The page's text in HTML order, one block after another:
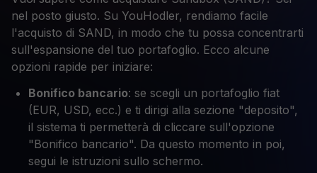
nel posto giusto. Su YouHodler, rendiamo facile
l'acquisto di SAND, in modo che tu possa concentrarti
sull'espansione del tuo portafoglio. Ecco alcune
opzioni rapide per iniziare:
Bonifico bancario: se scegli un portafoglio fiat
(EUR, USD, ecc.) e ti dirigi alla sezione "deposito",
il sistema ti permetterà di cliccare sull'opzione
"Bonifico bancario". Da questo momento in poi,
segui le istruzioni sullo schermo.